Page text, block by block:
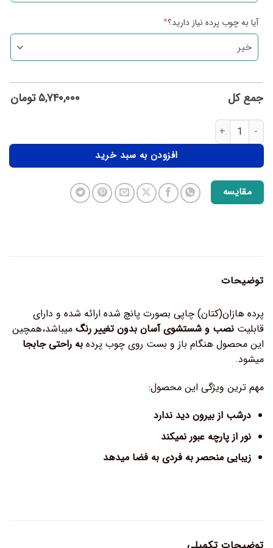
آیا به چوب پرده نیاز دارید؟*
جمع کل ۵,۷۴۰,۰۰۰ تومان
افزودن به سبد خرید
مقایسه
توضیحات
پرده هازان(کتان) چاپی بصورت پانچ شده ارائه شده و دارای
قابلیت نصب و شستشوی آسان بدون تغییر رنگ میباشد،همچین
این محصول هنگام باز و بست روی چوب پرده به راحتی جابجا
میشود.
مهم ترین ویژگی این محصول:
درشب از بیرون دید ندارد
نور از پارچه عبور نمیکند
زیبایی منحصر به فردی به فضا میدهد